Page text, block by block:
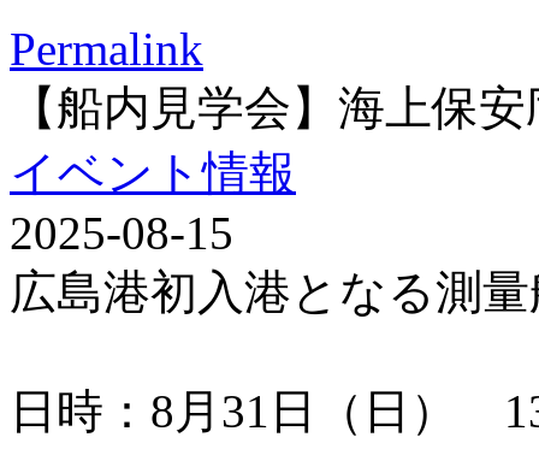
Permalink
【船内見学会】海上保
イベント情報
2025-08-15
広島港初入港となる測
日時：8月31日（日）